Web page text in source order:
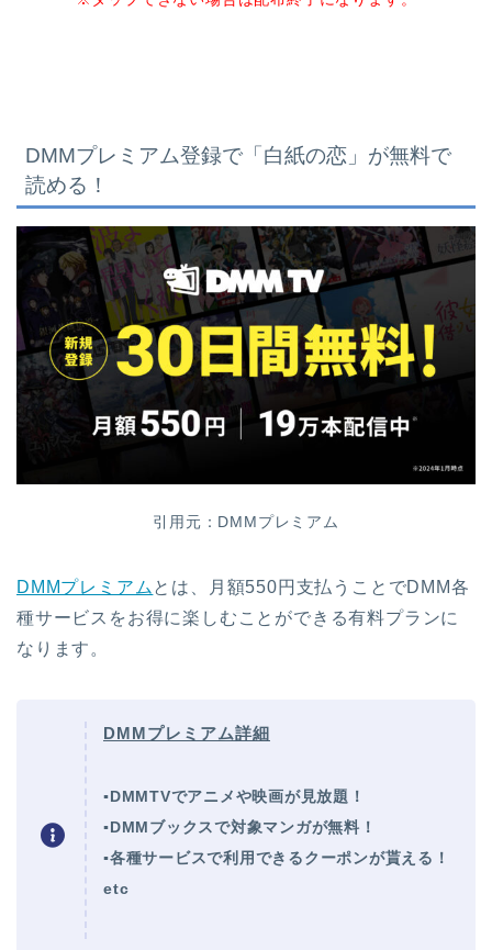
DMMプレミアム登録で「白紙の恋 」が無料で
読める！
引用元：DMMプレミアム
DMMプレミアム とは、月額550円支払うことでDMM各
種サービスをお得に楽しむことができる有料プランに
なります。
DMMプレミアム詳細
▪DMMTVでアニメや映画が見放題！
▪DMMブックスで対象マンガが無料！
▪各種サービスで利用できるクーポンが貰える！
etc